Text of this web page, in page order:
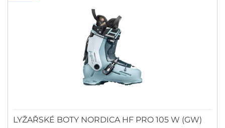
LYŽAŘSKÉ BOTY NORDICA HF PRO 105 W (GW)